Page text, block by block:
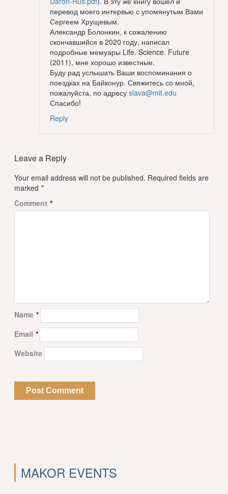
перевод моего интервью с упомянутым Вами
Сергеем Хрущевым.
Александр Болонкин, к сожалению
скончавшийся в 2020 году, написал
подробные мемуары Life. Science. Future
(2011), мне хорошо известные.
Буду рад услышать Ваши воспоминания о
поездках на Байконур. Свяжитесь со мной,
пожалуйста, по адресуslava@mit.edu
Спасибо!
Reply
Leave a Reply
Your email address will not be published. Required fields are
marked *
Comment *
Name *
Email *
Website
MAKOR EVENTS